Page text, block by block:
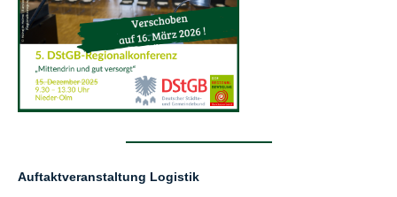
Auftaktveranstaltung Logistik